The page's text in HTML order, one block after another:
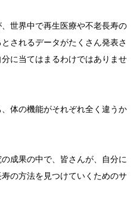
世界中で再生医療や不老長寿の
されるデータがたくさん発表さ
に当てはまるわけではありませ
体の機能がそれぞれ全く違うか
成果の中で、皆さんが、自分に
の方法を見つけていくためのサ